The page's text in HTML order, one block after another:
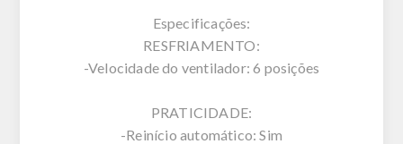
Especificações:
RESFRIAMENTO:
-Velocidade do ventilador: 6 posições
PRATICIDADE:
-Reinício automático: Sim